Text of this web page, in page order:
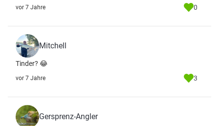
vor 7 Jahre 0
Mitchell
Tinder? 😂
vor 7 Jahre 3
Gersprenz-Angler